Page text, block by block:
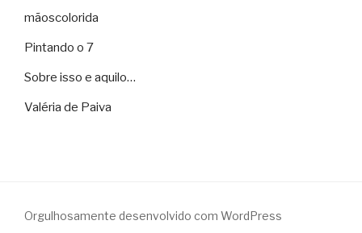
mãoscolorida
Pintando o 7
Sobre isso e aquilo…
Valéria de Paiva
Orgulhosamente desenvolvido com WordPress